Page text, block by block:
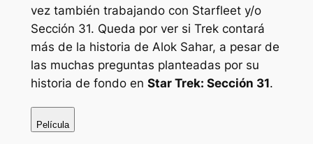
vez también trabajando con Starfleet y/o
Sección 31. Queda por ver si Trekcontará
más de la historia de Alok Sahar, a pesar de
las muchas preguntas planteadas por su
historia de fondo en Star Trek: Sección 31.
Película